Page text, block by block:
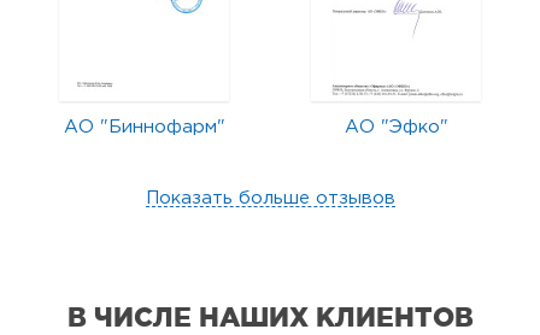
АО "Биннофарм" АО "Эфко"
Показать больше отзывов
В ЧИСЛЕ НАШИХ КЛИЕНТОВ